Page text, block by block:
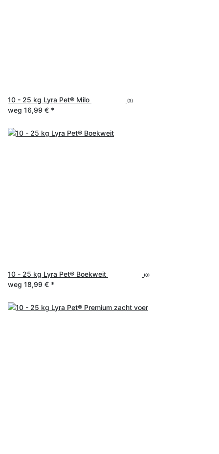
10 - 25 kg Lyra Pet® Milo (3)
weg 16,99 € *
10 - 25 kg Lyra Pet® Boekweit (0)
weg 18,99 € *